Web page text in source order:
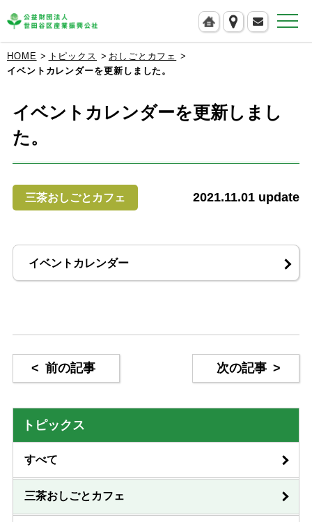
HOME トピックス
おしごとカフェ
イベントカレンダーを更新しました。
イベントカレンダーを更新しまし
た。
三茶おしごとカフェ 2021.11.01 update
イベントカレンダー
< 前の記事 次の記事 >
トピックス
すべて
三茶おしごとカフェ